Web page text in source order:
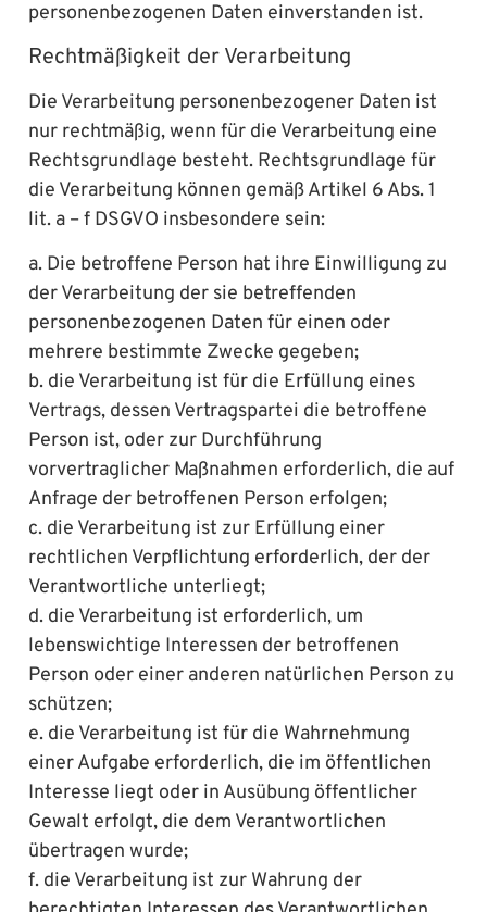
personenbezogenen Daten einverstanden ist.
Rechtmäßigkeit der Verarbeitung
Die Verarbeitung personenbezogener Daten ist
nur rechtmäßig, wenn für die Verarbeitung eine
Rechtsgrundlage besteht. Rechtsgrundlage für
die Verarbeitung können gemäß Artikel 6 Abs. 1
lit. a – f DSGVO insbesondere sein:
a. Die betroffene Person hat ihre Einwilligung zu
der Verarbeitung der sie betreffenden
personenbezogenen Daten für einen oder
mehrere bestimmte Zwecke gegeben;
b. die Verarbeitung ist für die Erfüllung eines
Vertrags, dessen Vertragspartei die betroffene
Person ist, oder zur Durchführung
vorvertraglicher Maßnahmen erforderlich, die auf
Anfrage der betroffenen Person erfolgen;
c. die Verarbeitung ist zur Erfüllung einer
rechtlichen Verpflichtung erforderlich, der der
Verantwortliche unterliegt;
d. die Verarbeitung ist erforderlich, um
lebenswichtige Interessen der betroffenen
Person oder einer anderen natürlichen Person zu
schützen;
e. die Verarbeitung ist für die Wahrnehmung
einer Aufgabe erforderlich, die im öffentlichen
Interesse liegt oder in Ausübung öffentlicher
Gewalt erfolgt, die dem Verantwortlichen
übertragen wurde;
f. die Verarbeitung ist zur Wahrung der